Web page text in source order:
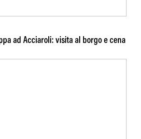
ad Acciaroli: visita al borgo e cena